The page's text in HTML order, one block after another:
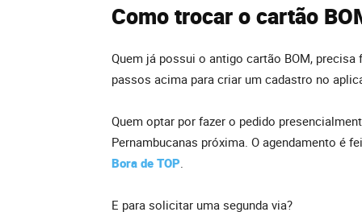
Como trocar o cartão
Quem já possui o antigo cartão BOM,
passos acima para criar um cadastro no
Quem optar por fazer o pedido
Pernambucanas próxima. O agendamento é
Bora de TOP.
E para solicitar uma segunda via?